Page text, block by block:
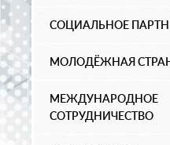
СОЦИАЛЬНОЕ
МОЛОДЁЖНАЯ
МЕЖДУНАРОДНОЕ
СОТРУДНИЧЕСТВО